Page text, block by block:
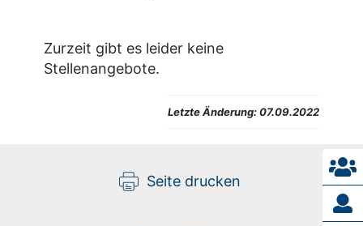
Zurzeit gibt es leider keine
Stellenangebote.
Letzte Änderung:07.09.2022
Seite drucken